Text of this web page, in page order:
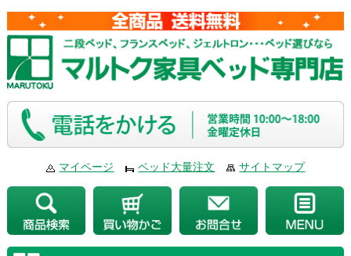
マイページ ベッド大量注文 サイトマップ